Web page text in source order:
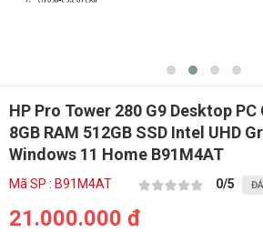
HP Pro Tower 280 G9 Desktop
8GB RAM 512GB SSD Intel UHD
Windows 11 Home B91M4AT
Mã SP : B91M4AT 0/5
21.000.000 đ